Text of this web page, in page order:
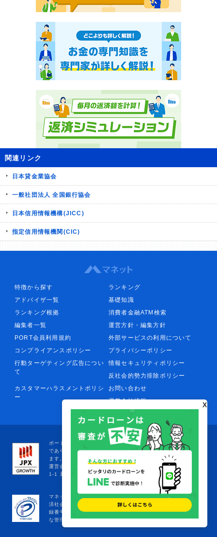
関連リンク
日本貸金業協会
一般社団法人 全国銀行協会
日本信用情報機構(JICC)
指定信用情報機関(CIC)
X
特徴から探す
ランキング
アドバイザ一覧
基礎知識
ランキング根拠
消費者金融ATM検索
編集者一覧
運営方針・編集方針
PORT会員利用規約
外部サービスの利用について
コンプライアンスポリシー
プライバシーポリシー
行動ターゲティング広告につい
て
情報セキュリティポリシー
反社会的勢力排除ポリシー
カスタマーハラスメントポリシ
ー
お問い合わせ
運営会社情報